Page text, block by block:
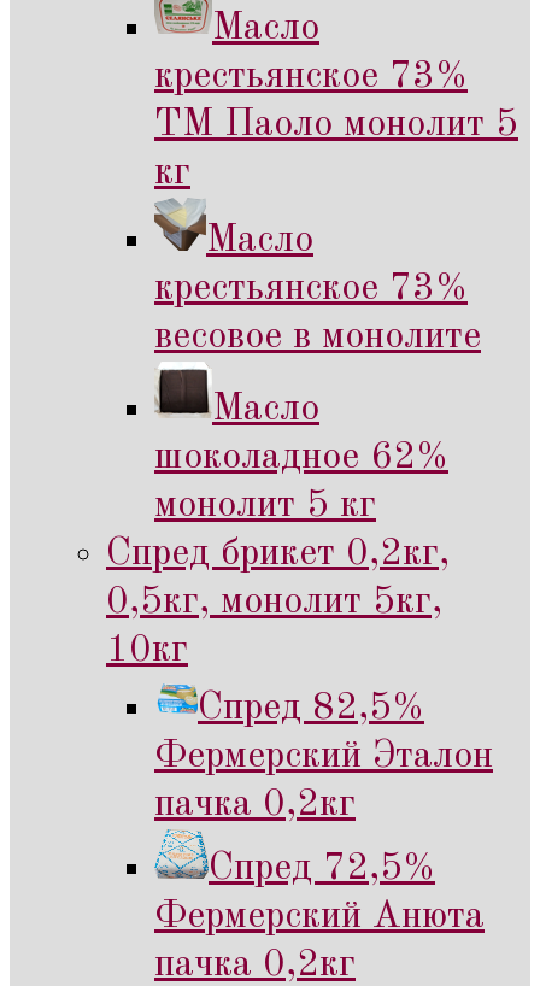
Масло
крестьянское 73%
ТМ Паоло монолит 5
кг
Масло
крестьянское 73%
весовое в монолите
Масло
шоколадное 62%
монолит 5 кг
Спред брикет 0,2кг,
0,5кг, монолит 5кг,
10кг
Спред 82,5%
Фермерский Эталон
пачка 0,2кг
Спред 72,5%
Фермерский Анюта
пачка 0,2кг